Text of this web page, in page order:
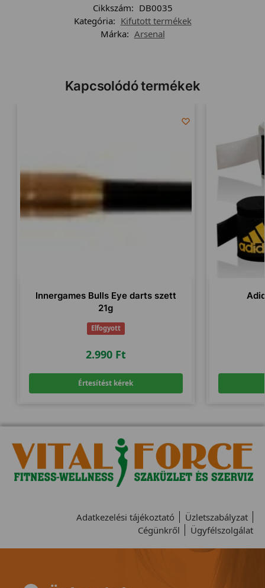
Cikkszám: DB0035
Kategória: Kifutott termékek
Márka: Arsenal
Kapcsolódó termékek
Innergames Bulls Eye darts szett
21g
Elfogyott
2.990 Ft
Értesítést kérek
Adatkezelési tájékoztató
Üzletszabályzat
Cégünkről
Ügyfélszolgálat